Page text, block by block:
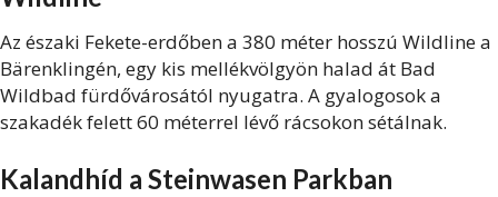
Az északi Fekete-erdőben a 380 méter hosszú Wildline a
Bärenklingén, egy kis mellékvölgyön halad át Bad
Wildbad fürdővárosától nyugatra. A gyalogosok a
szakadék felett 60 méterrel lévő rácsokon sétálnak.
Kalandhíd a Steinwasen Parkban